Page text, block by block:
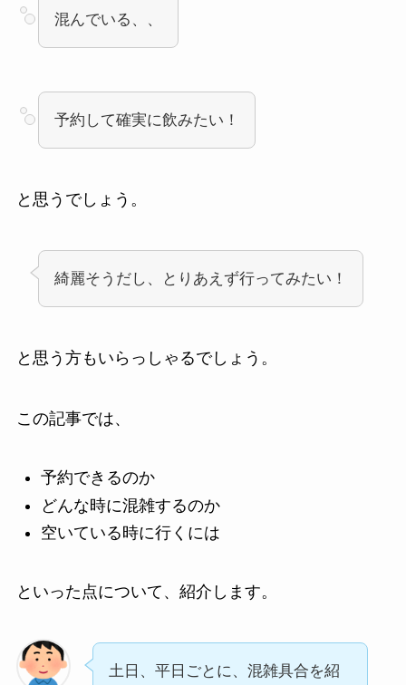
混んでいる、、
予約して確実に飲みたい！
と思うでしょう。
綺麗そうだし、とりあえず行ってみたい！
と思う方もいらっしゃるでしょう。
この記事では、
予約できるのか
どんな時に混雑するのか
空いている時に行くには
といった点について、紹介します。
土日、平日ごとに、混雑具合を紹